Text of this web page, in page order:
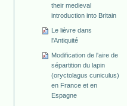
their medieval
introduction into Britain
Le lièvre dans
l'Antiquité
Modification de l'aire de
sépartition du lapin
(oryctolagus cuniculus)
en France et en
Espagne